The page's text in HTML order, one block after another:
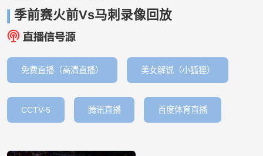
季前赛火前Vs马刺录像回放
免费直播（高清直播） 美女解说（小狐狸）
CCTV-5 腾讯直播 百度体育直播